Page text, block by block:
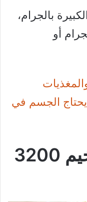
بالجرام،
أو
يحتاج الجسم في
نظام غذائي للتضخيم 3200